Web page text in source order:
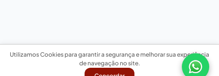
Utilizamos Cookies para garantir a segurança e melhorar sua experiência
de navegação no site.